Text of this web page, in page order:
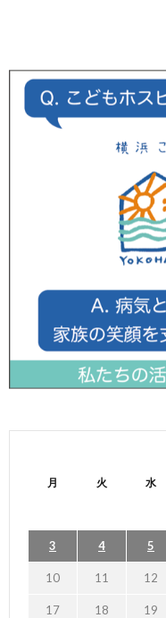
月 火 水
3 4 5
10 11 12
17 18 19